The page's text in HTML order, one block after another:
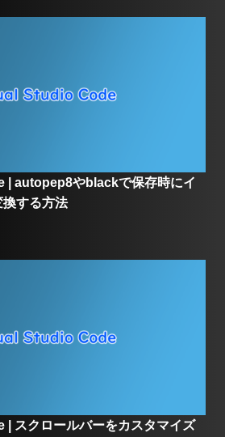
| autopep8やblackで保存時にイ
換する方法
スクロールバーをカスタマイズ